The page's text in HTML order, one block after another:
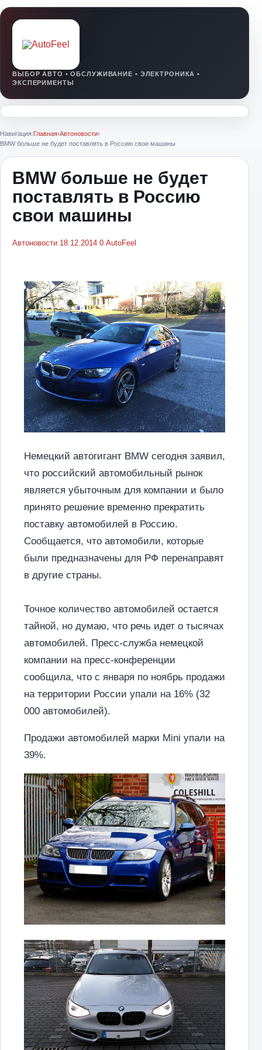
Навигация:Главная›Автоновости›
BMW больше не будет поставлять в Россию свои машины
BMW больше не будет
поставлять в Россию
свои машины
Автоновости 18.12.2014 0 AutoFeel
Немецкий автогигант BMW сегодня заявил,
что российский автомобильный рынок
является убыточным для компании и было
принято решение временно прекратить
поставку автомобилей в Россию.
Сообщается, что автомобили, которые
были предназначены для РФ перенаправят
в другие страны.
Точное количество автомобилей остается
тайной, но думаю, что речь идет о тысячах
автомобилей. Пресс-служба немецкой
компании на пресс-конференции
сообщила, что с января по ноябрь продажи
на территории России упали на 16% (32
000 автомобилей).
Продажи автомобилей марки Mini упали на
39%.